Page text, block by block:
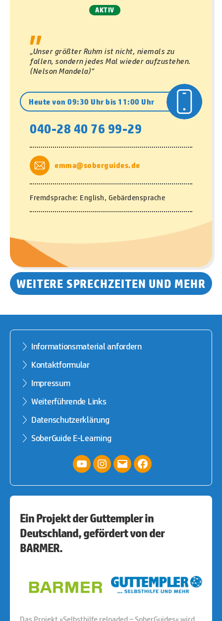
AKTIV
"„Unser größter Ruhm ist nicht, niemals zu
fallen, sondern jedes Mal wieder aufzustehen.
(Nelson Mandela)“
Heute von 09:30 Uhr bis 11:00 Uhr
040-28 40 76 99-29
emma@soberguides.de
Fremdsprache: English, Gebärdensprache
WEITERE SPRECHZEITEN UND MEHR
Informationsmaterial anfordern
Kontaktformular
Impressum
Weiterführende Links
Datenschutzerklärung
SoberGuide E-Learning
YouTubeInstagram
E-
Mail
facebook
Ein Projekt der Guttempler in
Deutschland, gefördert von der
BARMER.